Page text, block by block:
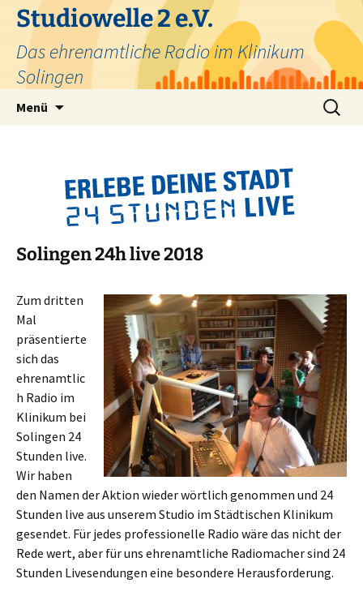
Zum
Inhalt
springen
Studiowelle 2 e.V.
Das ehrenamtliche Radio im Klinikum
Solingen
Menü
Suchen
nach:
Solingen 24h live 2018
Zum dritten
Mal
präsentierte
sich das
ehrenamtlic
h Radio im
Klinikum bei
Solingen 24
Stunden live.
Wir haben
den Namen der Aktion wieder wörtlich genommen und 24
Stunden live aus unserem Studio im Städtischen Klinikum
gesendet. Für jedes professionelle Radio wäre das nicht der
Rede wert, aber für uns ehrenamtliche Radiomacher sind 24
Stunden Livesendungen eine besondere Herausforderung.